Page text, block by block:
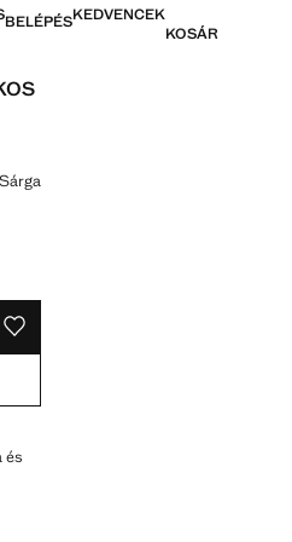
BELÉPÉSKEDVENCEK
KOSÁR
Sárga
MENTÉS A KÍVÁNSÁGLISTÁRA
és